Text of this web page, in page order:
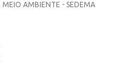
MEIO AMBIENTE - SEDEMA